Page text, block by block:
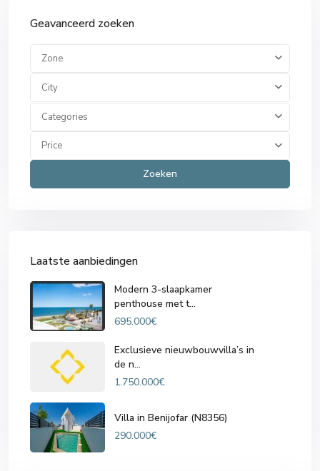
Geavanceerd zoeken
Zone
City
Categories
Price
Zoeken
Laatste aanbiedingen
Modern 3-slaapkamer
penthouse met t...
695.000€
Exclusieve nieuwbouwvilla’s in
de n...
1.750.000€
Villa in Benijofar (N8356)
290.000€